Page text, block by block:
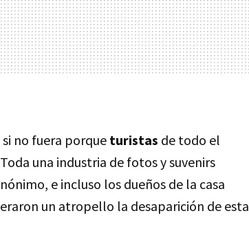
no fuera porque turistas de todo el
una industria de fotos y suvenirs
e incluso los dueños de la casa
un atropello la desaparición de esta